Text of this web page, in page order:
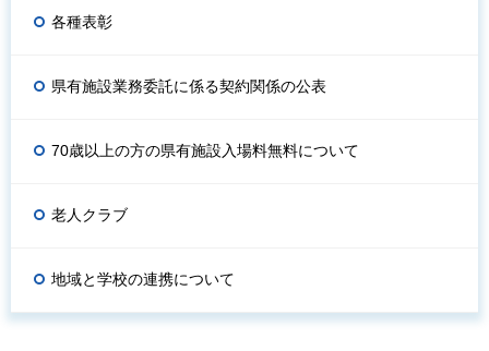
各種表彰
県有施設業務委託に係る契約関係の公表
70歳以上の方の県有施設入場料無料について
老人クラブ
地域と学校の連携について